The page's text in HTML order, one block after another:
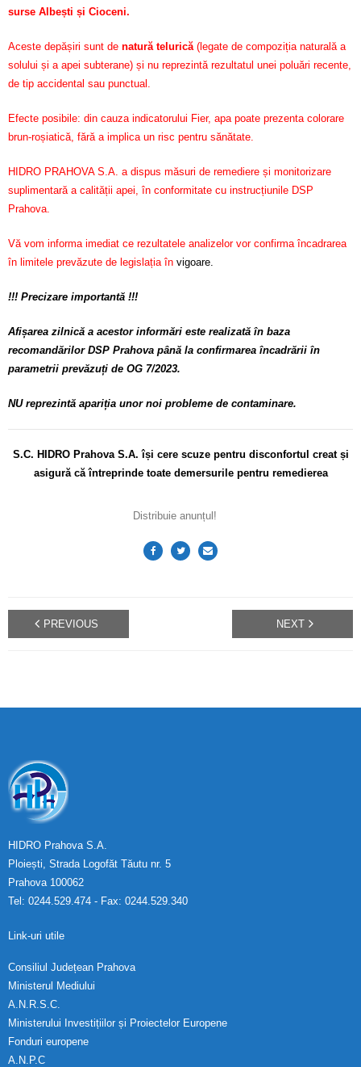
surse Albești și Cioceni.
Aceste depășiri sunt de natură telurică (legate de compoziția naturală a
solului și a apei subterane) și nu reprezintă rezultatul unei poluări recente,
de tip accidental sau punctual.
Efecte posibile: din cauza indicatorului Fier, apa poate prezenta colorare
brun-roșiatică, fără a implica un risc pentru sănătate.
HIDRO PRAHOVA S.A. a dispus măsuri de remediere și monitorizare
suplimentară a calității apei, în conformitate cu instrucțiunile DSP
Prahova.
Vă vom informa imediat ce rezultatele analizelor vor confirma încadrarea
în limitele prevăzute de legislația în vigoare.
!!! Precizare importantă !!!
Afișarea zilnică a acestor informări este realizată în baza
recomandărilor DSP Prahova până la confirmarea încadrării în
parametrii prevăzuți de OG 7/2023.
NU reprezintă apariția unor noi probleme de contaminare.
S.C. HIDRO Prahova S.A. își cere scuze pentru disconfortul creat și
asigură că întreprinde toate demersurile pentru remedierea
Distribuie anunțul!
PREVIOUS NEXT
HIDRO Prahova S.A.
Ploiești, Strada Logofăt Tăutu nr. 5
Prahova 100062
Tel: 0244.529.474 - Fax: 0244.529.340
Link-uri utile
Consiliul Județean Prahova
Ministerul Mediului
A.N.R.S.C.
Ministerului Investițiilor și Proiectelor Europene
Fonduri europene
A.N.P.C